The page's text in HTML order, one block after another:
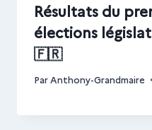
Résultats du
élections
🇫🇷
ParAnthony-Grandmaire